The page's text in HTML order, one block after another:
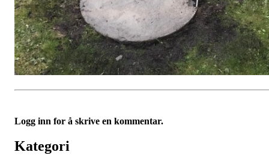
Logg inn for å skrive en kommentar.
Kategori